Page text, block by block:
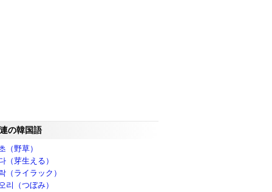
の韓国語
（野草）
（芽生える）
（ライラック）
리（つぼみ）